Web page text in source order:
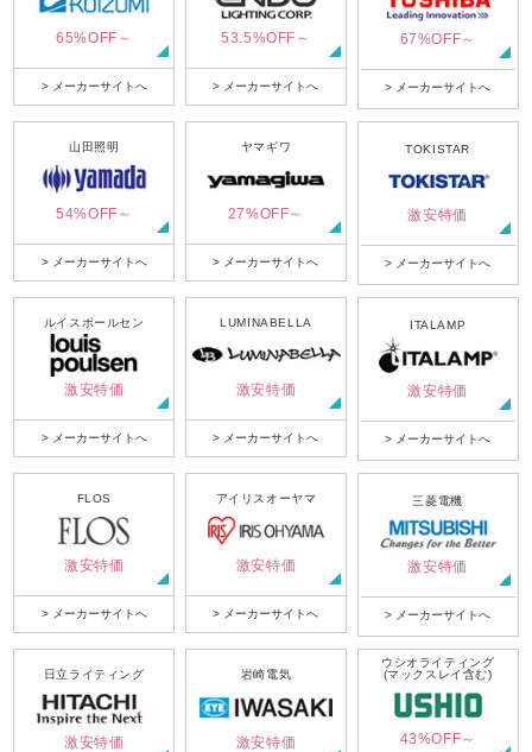
65%OFF～
> メーカーサイトへ
53.5%OFF～
> メーカーサイトへ
67%OFF～
> メーカーサイトへ
山田照明
54%OFF～
> メーカーサイトへ
ヤマギワ
27%OFF～
> メーカーサイトへ
TOKISTAR
激安特価
> メーカーサイトへ
ルイスポールセン
激安特価
> メーカーサイトへ
LUMINABELLA
激安特価
> メーカーサイトへ
ITALAMP
激安特価
> メーカーサイトへ
FLOS
激安特価
> メーカーサイトへ
アイリスオーヤマ
激安特価
> メーカーサイトへ
三菱電機
激安特価
> メーカーサイトへ
日立ライティング
激安特価
岩崎電気
激安特価
ウシオライティング
(マックスレイ含む)
43%OFF～